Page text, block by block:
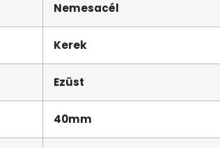
Nemesacél
Kerek
Ezüst
40mm